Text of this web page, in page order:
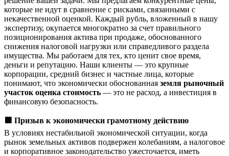
которые не идут в сравнение с рисками, связанными с
некачественной оценкой. Каждый рубль, вложенный в нашу
экспертизу, окупается многократно за счет правильного
позиционирования актива при продаже, обоснованного
снижения налоговой нагрузки или справедливого раздела
имущества. Мы работаем для тех, кто ценит свое время,
деньги и репутацию. Наши клиенты — это крупные
корпорации, средний бизнес и частные лица, которые
понимают, что экономически обоснованная земля рыночный
участок оценка стоимость — это не расход, а инвестиция в
финансовую безопасность.
Призыв к экономически грамотному действию
В условиях нестабильной экономической ситуации, когда
рынок земельных активов подвержен колебаниям, а налоговое
и корпоративное законодательство ужесточается, иметь